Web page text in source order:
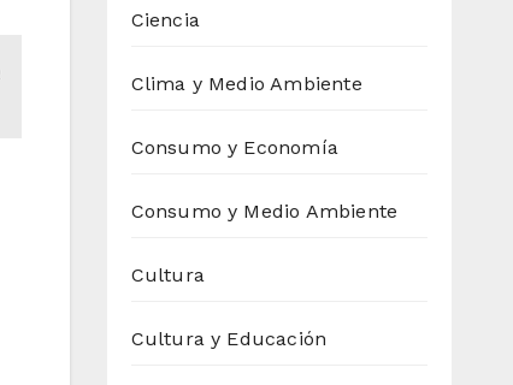
Ciencia
Clima y Medio Ambiente
Consumo y Economía
Consumo y Medio Ambiente
Cultura
Cultura y Educación